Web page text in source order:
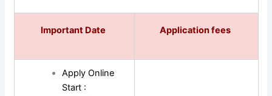
Important Date Application fees
Apply Online
Start :